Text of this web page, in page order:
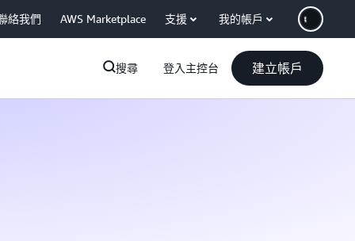
絡我們 AWS Marketplace 支援 我的帳戶
搜尋 登入主控台 建立帳戶